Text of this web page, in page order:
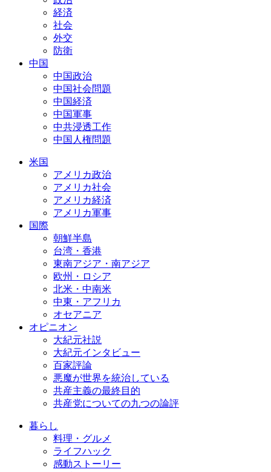
経済
社会
外交
防衛
中国
中国政治
中国社会問題
中国経済
中国軍事
中共浸透工作
中国人権問題
米国
アメリカ政治
アメリカ社会
アメリカ経済
アメリカ軍事
国際
朝鮮半島
台湾・香港
東南アジア・南アジア
欧州・ロシア
北米・中南米
中東・アフリカ
オセアニア
オピニオン
大紀元社説
大紀元インタビュー
百家評論
悪魔が世界を統治している
共産主義の最終目的
共産党についての九つの論評
暮らし
料理・グルメ
ライフハック
感動ストーリー